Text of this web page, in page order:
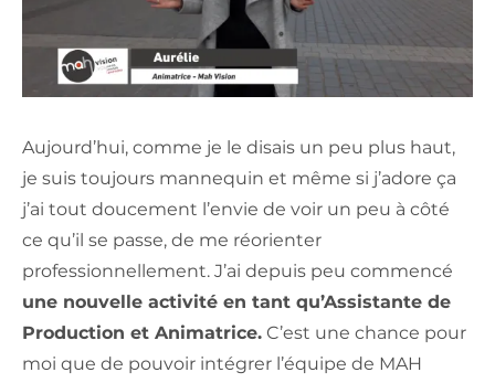
Aujourd’hui, comme je le disais un peu plus haut,
je suis toujours mannequin et même si j’adore ça
j’ai tout doucement l’envie de voir un peu à côté
ce qu’il se passe, de me réorienter
professionnellement. J’ai depuis peu commencé
une nouvelle activité en tant qu’Assistante de
Production et Animatrice. C’est une chance pour
moi que de pouvoir intégrer l’équipe de MAH